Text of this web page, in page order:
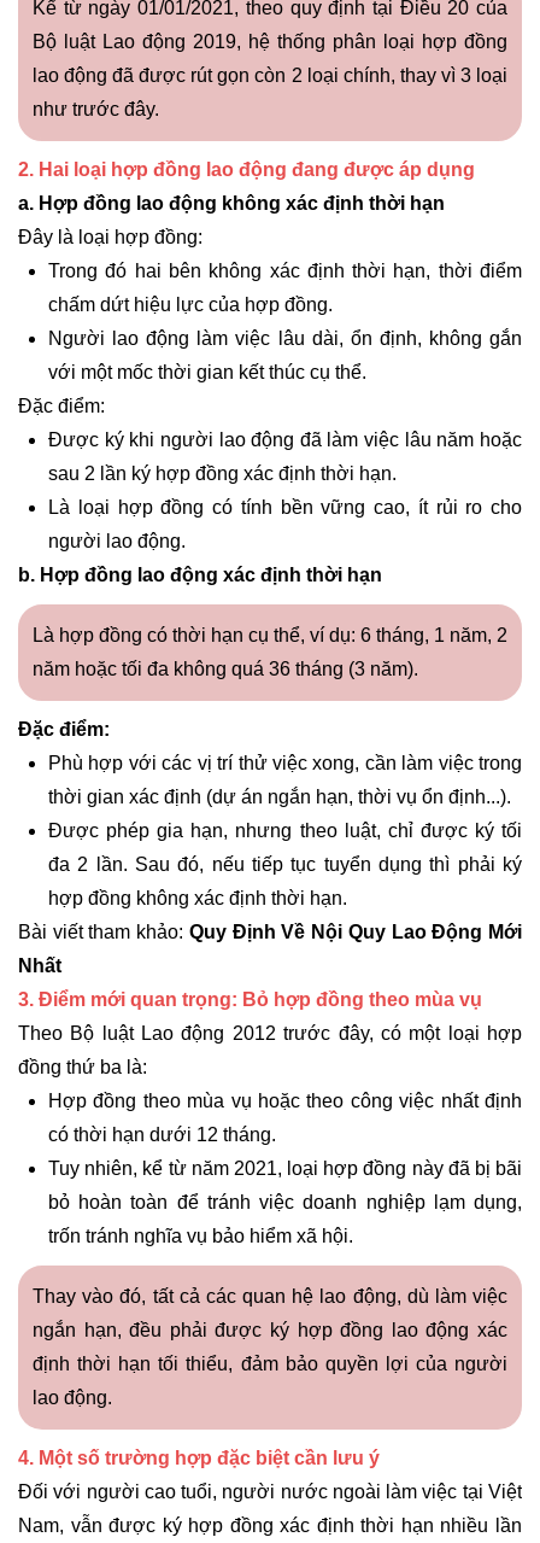
Kể từ ngày 01/01/2021, theo quy định tại Điều 20 của
Bộ luật Lao động 2019, hệ thống phân loại hợp đồng
lao động đã được rút gọn còn 2 loại chính, thay vì 3 loại
như trước đây.
2. Hai loại hợp đồng lao động đang được áp dụng
a. Hợp đồng lao động không xác định thời hạn
Đây là loại hợp đồng:
Trong đó hai bên không xác định thời hạn, thời điểm
chấm dứt hiệu lực của hợp đồng.
Người lao động làm việc lâu dài, ổn định, không gắn
với một mốc thời gian kết thúc cụ thể.
Đặc điểm:
Được ký khi người lao động đã làm việc lâu năm hoặc
sau 2 lần ký hợp đồng xác định thời hạn.
Là loại hợp đồng có tính bền vững cao, ít rủi ro cho
người lao động.
b. Hợp đồng lao động xác định thời hạn
Là hợp đồng có thời hạn cụ thể, ví dụ: 6 tháng, 1 năm, 2
năm hoặc tối đa không quá 36 tháng (3 năm).
Đặc điểm:
Phù hợp với các vị trí thử việc xong, cần làm việc trong
thời gian xác định (dự án ngắn hạn, thời vụ ổn định...).
Được phép gia hạn, nhưng theo luật, chỉ được ký tối
đa 2 lần. Sau đó, nếu tiếp tục tuyển dụng thì phải ký
hợp đồng không xác định thời hạn.
Bài viết tham khảo: Quy Định Về Nội Quy Lao Động Mới
Nhất
3. Điểm mới quan trọng: Bỏ hợp đồng theo mùa vụ
Theo Bộ luật Lao động 2012 trước đây, có một loại hợp
đồng thứ ba là:
Hợp đồng theo mùa vụ hoặc theo công việc nhất định
có thời hạn dưới 12 tháng.
Tuy nhiên, kể từ năm 2021, loại hợp đồng này đã bị bãi
bỏ hoàn toàn để tránh việc doanh nghiệp lạm dụng,
trốn tránh nghĩa vụ bảo hiểm xã hội.
Thay vào đó, tất cả các quan hệ lao động, dù làm việc
ngắn hạn, đều phải được ký hợp đồng lao động xác
định thời hạn tối thiểu, đảm bảo quyền lợi của người
lao động.
4. Một số trường hợp đặc biệt cần lưu ý
Đối với người cao tuổi, người nước ngoài làm việc tại Việt
Nam, vẫn được ký hợp đồng xác định thời hạn nhiều lần